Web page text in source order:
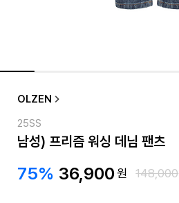
OLZEN
25SS
남성) 프리즘 워싱 데님 팬츠
75% 36,900원 148,000